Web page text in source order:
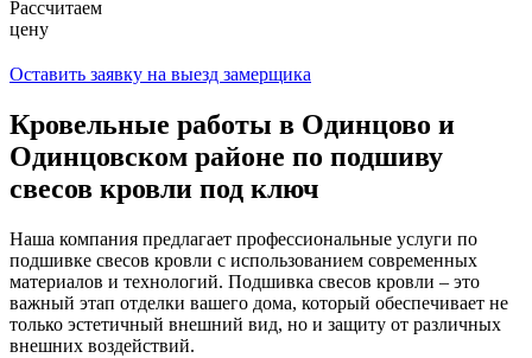
Рассчитаем
цену
Оставить заявку на выезд замерщика
Кровельные работы в Одинцово и
Одинцовском районе по подшиву
свесов кровли под ключ
Наша компания предлагает профессиональные услуги по
подшивке свесов кровли с использованием современных
материалов и технологий. Подшивка свесов кровли – это
важный этап отделки вашего дома, который обеспечивает не
только эстетичный внешний вид, но и защиту от различных
внешних воздействий.